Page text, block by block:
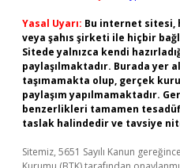
Yasal Uyarı: Bu internet sitesi,
veya şahıs şirketi ile hiçbir
Sitede yalnızca kendi
paylaşılmaktadır. Burada yer
taşımamakta olup, gerçek
paylaşım yapılmamaktadır.
benzerlikleri tamamen
taslak halindedir ve tavsiye
Sitemiz, 5651 Sayılı Kanun